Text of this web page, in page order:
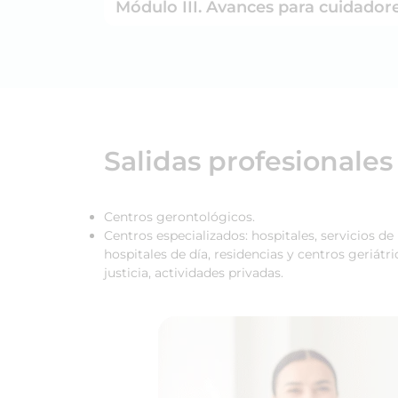
Módulo III. Avances para
Salidas profesionales
Centros gerontológicos.
Centros especializados: hospitales, servicios
hospitales de día, residencias y centros
justicia, actividades privadas.